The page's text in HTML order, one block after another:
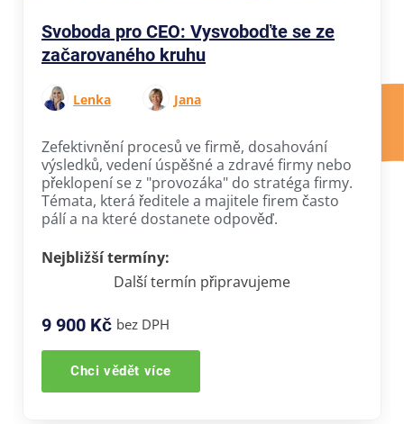
Svoboda pro CEO: Vysvoboďte se ze
začarovaného kruhu
Lenka Jana
Zefektivnění procesů ve firmě, dosahování
výsledků, vedení úspěšné a zdravé firmy nebo
překlopení se z "provozáka" do stratéga firmy.
Témata, která ředitele a majitele firem často
pálí a na které dostanete odpověď.
Nejbližší termíny:
Další termín připravujeme
9 900 Kč bez DPH
Chci vědět více